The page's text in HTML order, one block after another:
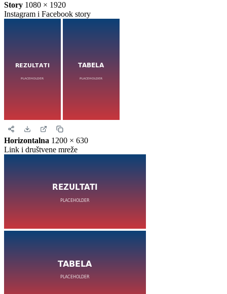
Story 1080 × 1920
Instagram i Facebook story
Horizontalna 1200 × 630
Link i društvene mreže